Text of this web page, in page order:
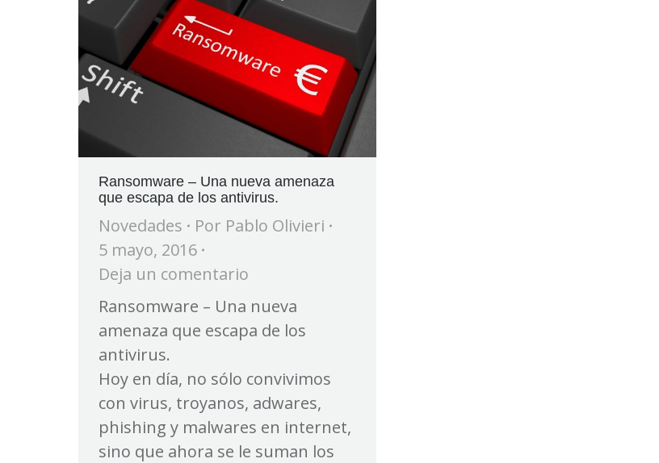
Ransomware – Una nueva amenaza
que escapa de los antivirus.
Novedades Por Pablo Olivieri
5 mayo, 2016
Deja un comentario
Ransomware – Una nueva
amenaza que escapa de los
antivirus.
Hoy en día, no sólo convivimos
con virus, troyanos, adwares,
phishing y malwares en internet,
sino que ahora se le suman los